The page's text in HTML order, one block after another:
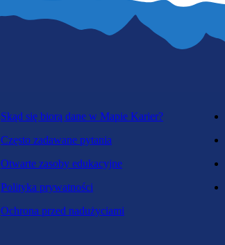
Skąd się biorą dane w Mapie Karier?
Często zadawane pytania
Otwarte zasoby edukacyjne
Polityka prywatności
Ochrona przed nadużyciami